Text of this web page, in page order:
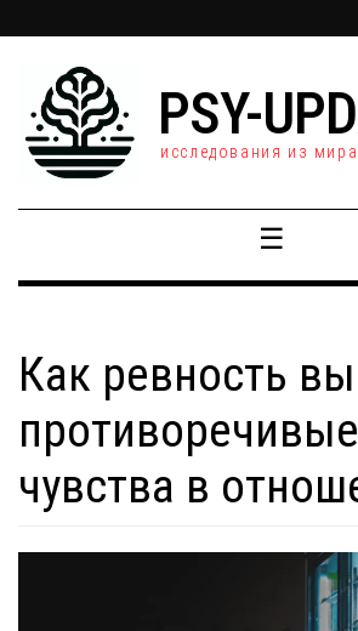
PSY-
исследования из
☰
Как ревность
противоречивые
чувства в